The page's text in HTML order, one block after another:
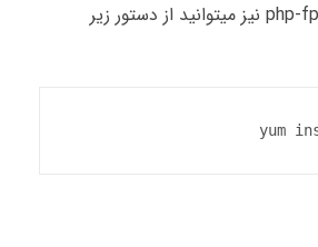
برای نصب ماژول php-fpm نیز میتوانید از دستور زیر
yum